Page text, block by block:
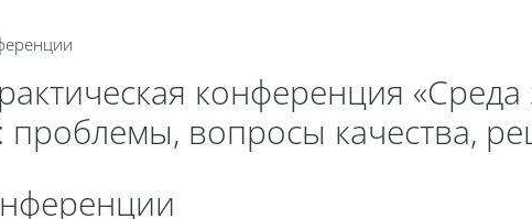
конференция
проблемы, вопросы качества,